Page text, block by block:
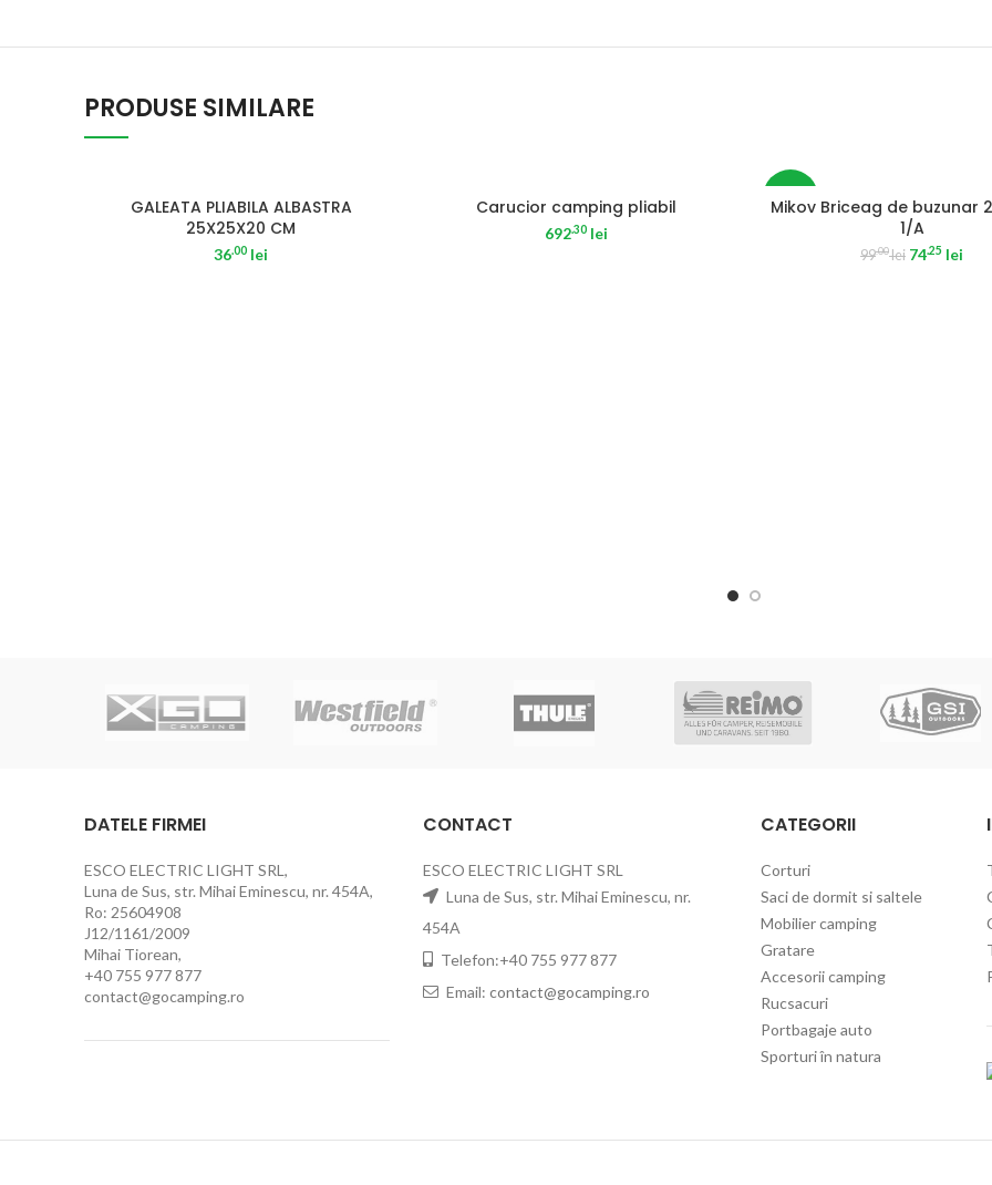
PRODUSE SIMILARE
GALEATA PLIABILA ALBASTRA
25X25X20 CM
36.00 lei
Carucior camping pliabil
692.30 lei
-25%
Mikov Briceag de buzunar
1/A
99.00lei 74.25 lei
DATELE FIRMEI
ESCO ELECTRIC LIGHT SRL,
Luna de Sus, str. Mihai Eminescu, nr. 454A,
Ro: 25604908
J12/1161/2009
Mihai Tiorean,
+40 755 977 877
contact@gocamping.ro
CONTACT
ESCO ELECTRIC LIGHT SRL
Luna de Sus, str. Mihai Eminescu, nr.
454A
Telefon:+40 755 977 877
Email: contact@gocamping.ro
CATEGORII
Corturi
Saci de dormit si saltele
Mobilier camping
Gratare
Accesorii camping
Rucsacuri
Portbagaje auto
Sporturi în natura